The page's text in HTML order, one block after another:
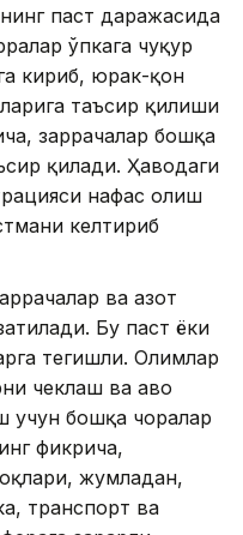
паст даражасида
ўпкага чуқур
кириб, юрак-қон
таъсир қилиши
заррачалар бошқа
қилади. Ҳаводаги
нафас олиш
келтириб
ва азот
Бу паст ёки
тегишли. Олимлар
чеклаш ва ҳаво
учун бошқа чоралар
фикрича,
жумладан,
транспорт ва